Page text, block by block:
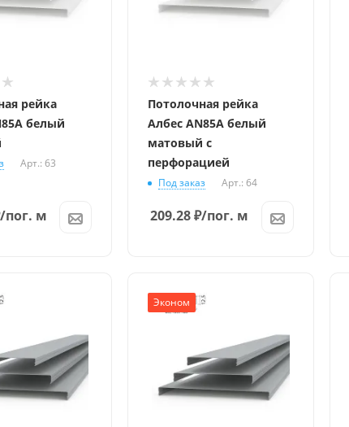
рейка
белый
Арт.: 63
/пог. м
Потолочная рейка
Албес AN85A белый
матовый с
перфорацией
Под заказ Арт.: 64
209.28₽/пог. м
Эконом